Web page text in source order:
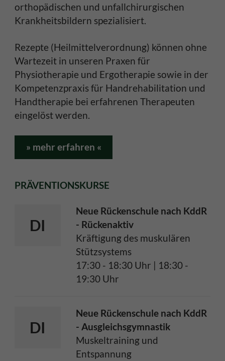
orthopädischen und unfallchirurgischen
Krankheitsbildern spezialisiert.
Rezepte (Heilmittelverordnung) können ohne
Wartezeit in unseren Praxen für
Physiotherapie und Ergotherapie sowie in der
Kompetenzpraxis für Handrehabilitation und
Handtherapie bei erfahrenen Therapeuten
eingelöst werden.
» mehr erfahren «
PRÄVENTIONSKURSE
DI
Neue Rückenschule nach KddR
- Rückenaktiv
Kräftigung des muskulären
Stützsystems
17:30 - 18:30 Uhr | 18:30 -
19:30 Uhr
DI
Neue Rückenschule nach KddR
- Ausgleichsgymnastik
Muskeltraining und
Entspannung